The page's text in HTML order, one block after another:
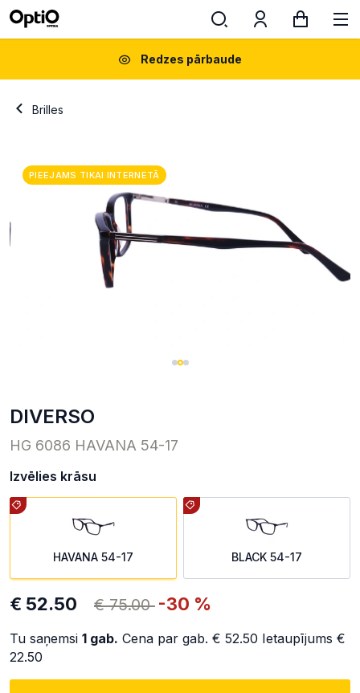
Redzes pārbaude
Brilles
PIEEJAMS TIKAI INTERNETĀ
DIVERSO
HG 6086 HAVANA 54-17
Izvēlies krāsu
HAVANA 54-17 BLACK 54-17
€ 52.50 € 75.00 -30 %
Tu saņemsi 1 gab. Cena par gab. € 52.50 Ietaupījums €
22.50